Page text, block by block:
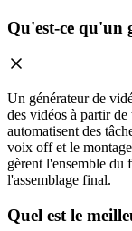
Qu'est-ce qu'un
Un générateur de
des vidéos à partir de
automatisent des
voix off et le
gèrent l'ensemble du
l'assemblage final.
Quel est le